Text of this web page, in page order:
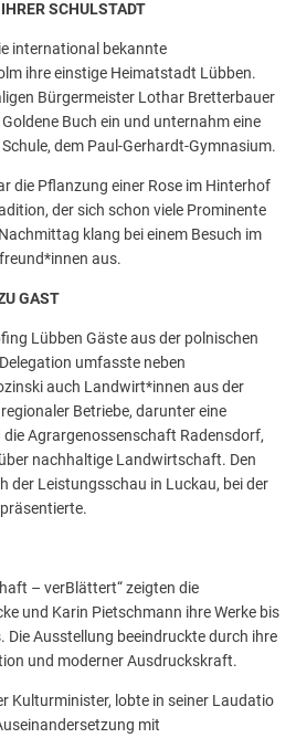
SCHULSTADT
international bekannte
ihre einstige Heimatstadt Lübben.
Bürgermeister Lothar Bretterbauer
Buch ein und unternahm eine
dem Paul-Gerhardt-Gymnasium.
die Pflanzung einer Rose im Hinterhof
der sich schon viele Prominente
klang bei einem Besuch im
aus.
GAST
Lübben Gäste aus der polnischen
umfasste neben
auch Landwirt*innen aus der
Betriebe, darunter eine
Agrargenossenschaft Radensdorf,
nachhaltige Landwirtschaft. Den
der Leistungsschau in Luckau, bei der
– verBlättert“ zeigten die
und Karin Pietschmann ihre Werke bis
Die Ausstellung beeindruckte durch ihre
und moderner Ausdruckskraft.
Kulturminister, lobte in seiner Laudatio
mit